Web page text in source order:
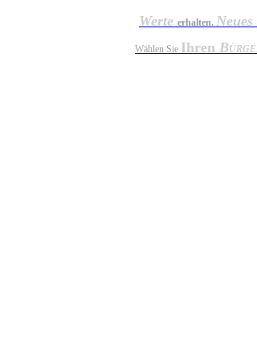
Werte erhalten. Neues
Wählen Sie Ihren B